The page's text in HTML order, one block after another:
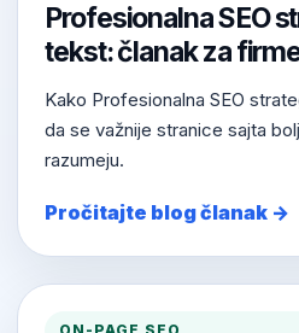
Profesionalna SEO
tekst: članak za
Kako Profesionalna SEO
da se važnije stranice sajta
razumeju.
Pročitajte blog članak →